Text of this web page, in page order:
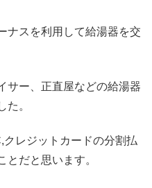
ナスを利用して給湯器を交
サー、正直屋などの給湯器
た。
レジットカードの分割払
とだと思います。